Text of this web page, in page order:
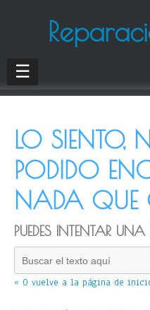
☰
LO SIENTO,
PODIDO
NADA QUE
PUEDES INTENTAR
« O vuelve a la página de